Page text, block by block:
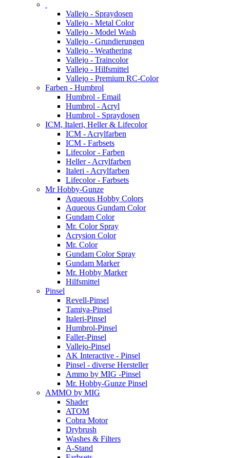
Vallejo - Spraydosen
Vallejo - Metal Color
Vallejo - Model Wash
Vallejo - Grundierungen
Vallejo - Weathering
Vallejo - Traincolor
Vallejo - Hilfsmittel
Vallejo - Premium RC-Color
Farben - Humbrol
Humbrol - Email
Humbrol - Acryl
Humbrol - Spraydosen
ICM, Italeri, Heller & Lifecolor
ICM - Acrylfarben
ICM - Farbsets
Lifecolor - Farben
Heller - Acrylfarben
Italeri - Acrylfarben
Lifecolor - Farbsets
Mr Hobby-Gunze
Aqueous Hobby Colors
Aqueous Gundam Color
Gundam Color
Mr. Color Spray
Acrysion Color
Mr. Color
Gundam Color Spray
Gundam Marker
Mr. Hobby Marker
Hilfsmittel
Pinsel
Revell-Pinsel
Tamiya-Pinsel
Italeri-Pinsel
Humbrol-Pinsel
Faller-Pinsel
Vallejo-Pinsel
AK Interactive - Pinsel
Pinsel - diverse Hersteller
Ammo by MIG -Pinsel
Mr. Hobby-Gunze Pinsel
AMMO by MIG
Shader
ATOM
Cobra Motor
Drybrush
Washes & Filters
A-Stand